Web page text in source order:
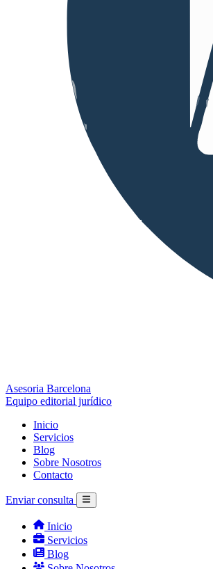
Asesoria Barcelona
Equipo editorial jurídico
Inicio
Servicios
Blog
Sobre Nosotros
Contacto
Enviar consulta
Inicio
Servicios
Blog